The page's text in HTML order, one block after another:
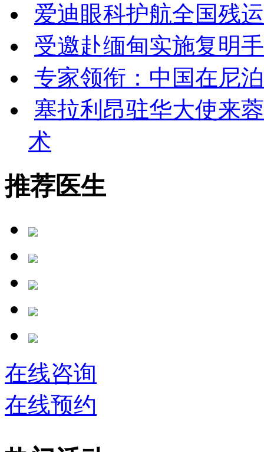
爱迪眼科护航全国残
受邀赴缅甸实施复明
专家领衔：中国在尼
塞拉利昂驻华大使来
术
推荐医生
在线咨询
在线预约